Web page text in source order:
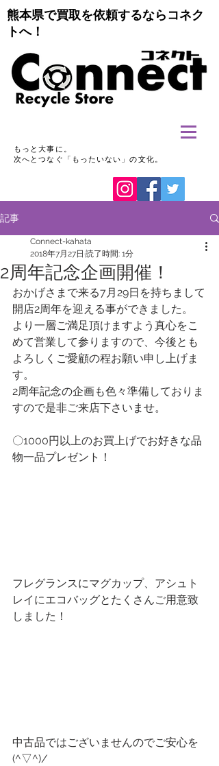
熊本県で買取を依頼するならコネク
トへ！
もっと大事に。
次へとつなぐ「もったいない」の文化。
記事
2周年記念企画開催！
Connect-kahata
2018年7月27日 読了時間: 1分
おかげさまで来る7月29日を持ちまして
開店2周年を迎える事ができました。
より一層ご満足頂けますよう真心をこ
めて営業して参りますので、今後とも
よろしくご愛顧の程お願い申し上げま
す。
2周年記念の企画も色々準備しておりま
すので是非ご来店下さいませ。
〇1000円以上のお買上げでお好きな品
物一品プレゼント！
フレグランスにマグカップ、アシュト
レイにエコバッグとたくさんご用意致
しました！
中古品ではございませんのでご安心を
(^▽^)/